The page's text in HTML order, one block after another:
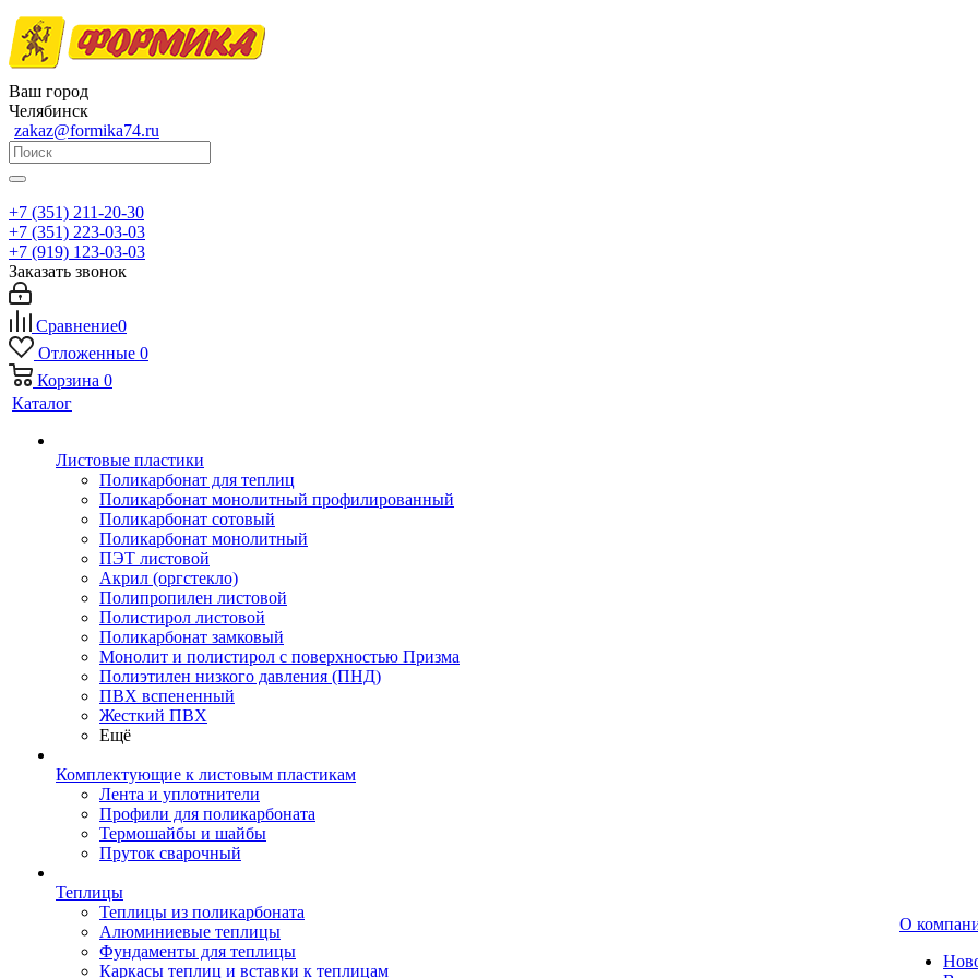
Ваш город
Челябинск
zakaz@formika74.ru
+7 (351) 211-20-30
+7 (351) 223-03-03
+7 (919) 123-03-03
Заказать звонок
Сравнение0
Отложенные 0
Корзина 0
Каталог
Листовые пластики
Поликарбонат для теплиц
Поликарбонат монолитный профилированный
Поликарбонат сотовый
Поликарбонат монолитный
ПЭТ листовой
Акрил (оргстекло)
Полипропилен листовой
Полистирол листовой
Поликарбонат замковый
Монолит и полистирол с поверхностью Призма
Полиэтилен низкого давления (ПНД)
ПВХ вспененный
Жесткий ПВХ
Ещё
Комплектующие к листовым пластикам
Лента и уплотнители
Профили для поликарбоната
Термошайбы и шайбы
Пруток сварочный
Теплицы
Теплицы из поликарбоната
Алюминиевые теплицы
Фундаменты для теплицы
Каркасы теплиц и вставки к теплицам
О